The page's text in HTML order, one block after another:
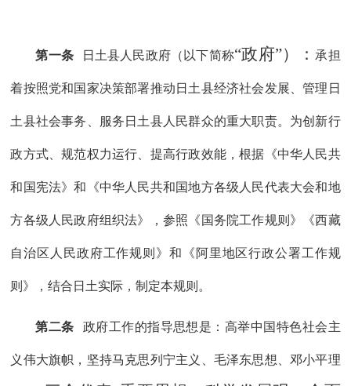
第一条 日土县人民政府 （以下简称“政府”）：承担
着按照党和国家决策部署推动日土县经济社会发展、管理日
土县社会事务、服务日土县人民群众的重大职责。为创新行
政方式、规范权力运行、提高行政效能，根据《中华人民共
和国宪法》和《中华人民共和国地方各级人民代表大会和地
方各级人民政府组织法》，参照 《国务院工作规则》 《西藏
自治区人民政府工作规则》和《阿里地区行政公署工作规
则》，结合 日土实际，制定本规则。
第二条 政府工作的指导思想是： 高举中国特色社会主
义伟大旗帜， 坚持马克思列宁主义、毛泽东思想、邓小平理